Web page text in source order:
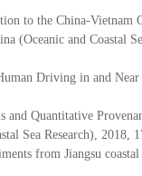
to the China-Vietnam
(Oceanic and Coastal
Driving in and Near
Quantitative
Sea Research), 2018,
from Jiangsu